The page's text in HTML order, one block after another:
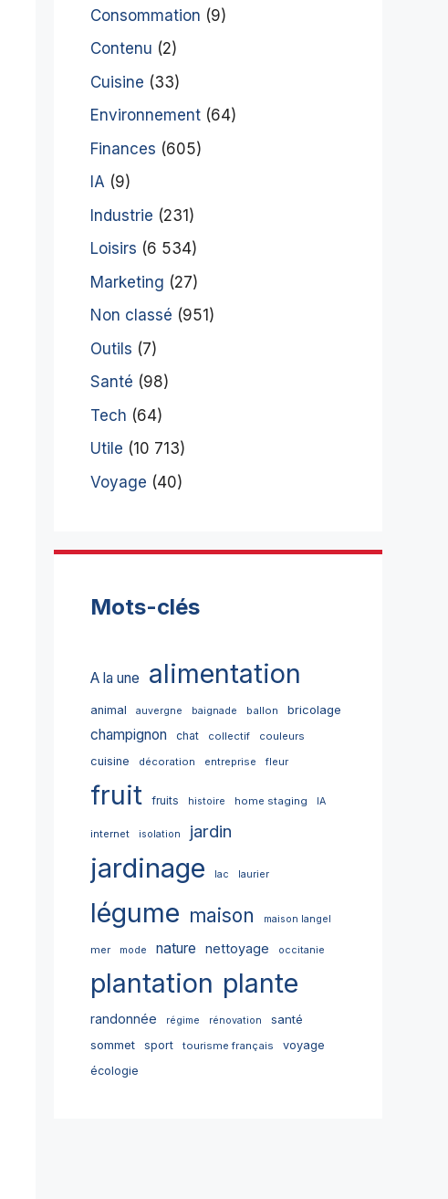
Consommation (9)
Contenu (2)
Cuisine (33)
Environnement (64)
Finances (605)
IA (9)
Industrie (231)
Loisirs (6 534)
Marketing (27)
Non classé (951)
Outils (7)
Santé (98)
Tech (64)
Utile (10 713)
Voyage (40)
Mots-clés
A la une alimentation
animal auvergne baignade ballon bricolage
champignon chat collectif couleurs
cuisine décoration entreprise fleur
fruit fruits histoire home staging IA
internet isolation jardin
jardinage lac laurier
légume maison maison langel
mer mode nature nettoyage occitanie
plantation plante
randonnée régime rénovation
santé
sommet
sport tourisme français
voyage
écologie